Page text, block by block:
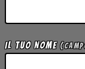
Il tuo Nome